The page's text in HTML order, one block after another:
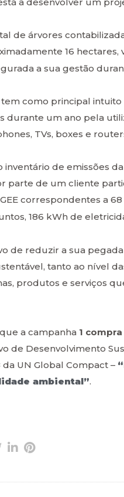
de árvores
16
a sua gestão
tem como principal
durante um ano pela
TVs, boxes e
inventário de emissões
parte de um cliente
correspondentes a
186 kWh de
de reduzir a sua
tanto ao nível
produtos e serviços
a campanha 1
de Desenvolvimento
da UN Global Compact –
ambiental”.